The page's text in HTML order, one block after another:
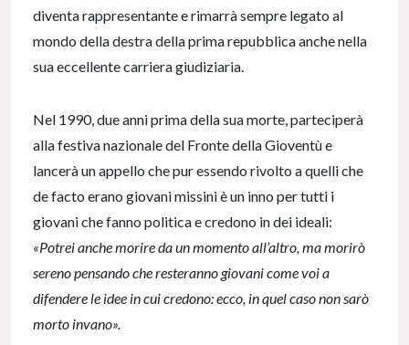
diventa rappresentante e rimarrà sempre legato al
mondo della destra della prima repubblica anche nella
sua eccellente carriera giudiziaria.
Nel 1990, due anni prima della sua morte, parteciperà
alla festiva nazionale del Fronte della Gioventù e
lancerà un appello che pur essendo rivolto a quelli che
de facto erano giovani missini è un inno per tutti i
giovani che fanno politica e credono in dei ideali:
«Potrei anche morire da un momento all’altro, ma morirò
sereno pensando che resteranno giovani come voi a
difendere le idee in cui credono: ecco, in quel caso non sarò
morto invano».